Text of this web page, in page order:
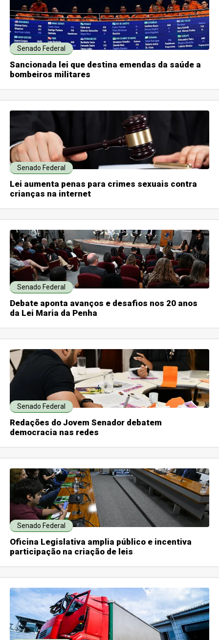
Senado Federal
Sancionada lei que destina emendas da saúde a
bombeiros militares
Senado Federal
Lei aumenta penas para crimes sexuais contra
crianças na internet
Senado Federal
Debate aponta avanços e desafios nos 20 anos
da Lei Maria da Penha
Senado Federal
Redações do Jovem Senador debatem
democracia nas redes
Senado Federal
Oficina Legislativa amplia público e incentiva
participação na criação de leis